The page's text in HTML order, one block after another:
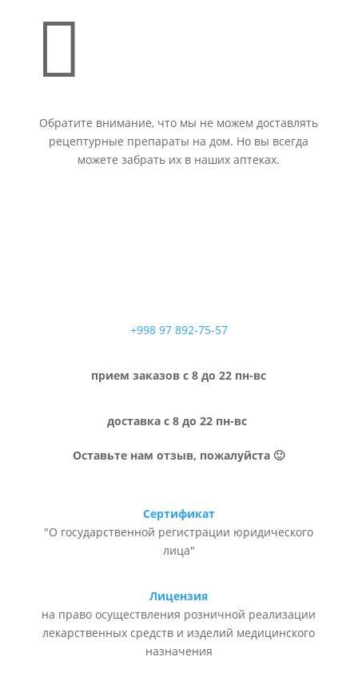

Обратите внимание, что мы не можем доставлять
рецептурные препараты на дом. Но вы всегда
можете забрать их в наших аптеках.
+998 97 892-75-57
прием заказов с 8 до 22 пн-вс
доставка с 8 до 22 пн-вс
Оставьте нам отзыв, пожалуйста 🙂
Сертификат
"О государственной регистрации юридического
лица"
Лицензия
на право осуществления розничной реализации
лекарственных средств и изделий медицинского
назначения